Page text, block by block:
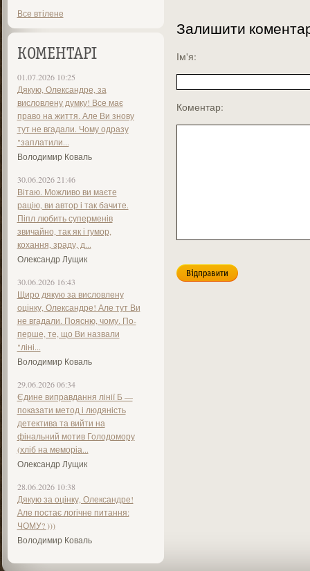
Все втілене
КОМЕНТАРІ
01.07.2026 10:25
Дякую, Олександре, за
висловлену думку! Все має
право на життя. Але Ви знову
тут не вгадали. Чому одразу
"заплатили...
Володимир Коваль
30.06.2026 21:46
Вітаю. Можливо ви маєте
рацію, ви автор і так бачите.
Піпл любить суперменів
звичайно, так як і гумор,
кохання, зраду, д...
Олександр Лущик
30.06.2026 16:43
Щиро дякую за висловлену
оцінку, Олександре! Але тут Ви
не вгадали. Поясню, чому. По-
перше, те, що Ви назвали
"ліні...
Володимир Коваль
29.06.2026 06:34
Єдине виправдання лінії Б —
показати метод і людяність
детектива та вийти на
фінальний мотив Голодомору
(хліб на меморіа...
Олександр Лущик
28.06.2026 10:38
Дякую за оцінку, Олександре!
Але постає логічне питання:
ЧОМУ? )))
Володимир Коваль
Залишити
Ім'я:
Коментар: